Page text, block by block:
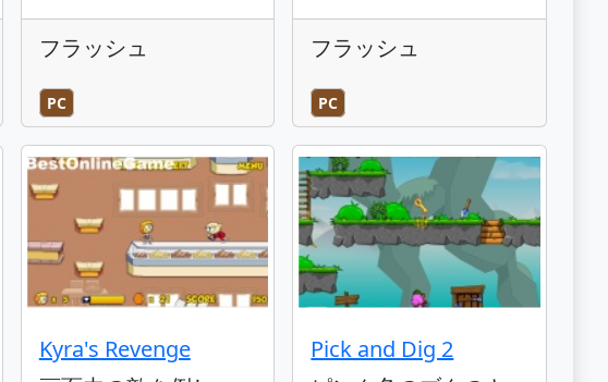
フラッシュ
PC
フラッシュ
PC
Kyra's Revenge
Pick and Dig 2